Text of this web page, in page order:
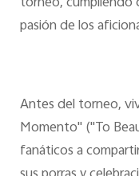
pasión de los
Antes del torneo,
Momento" ("To
fanáticos a